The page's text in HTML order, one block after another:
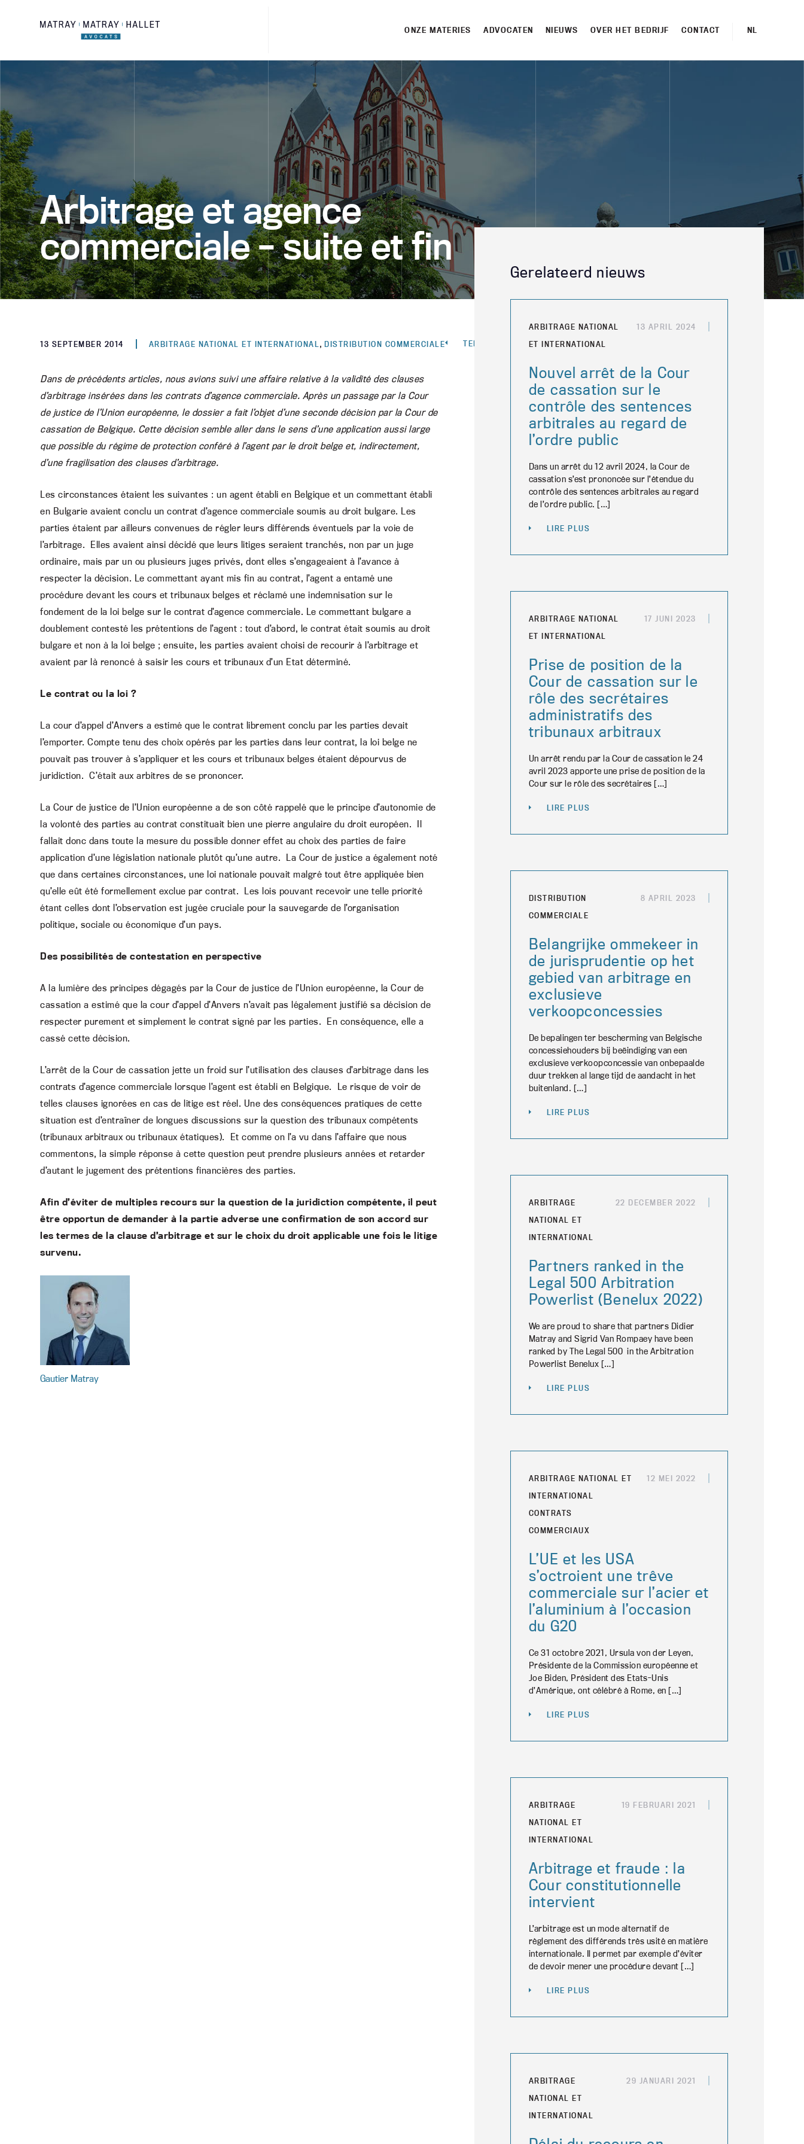
ONZE MATERIES ADVOCATEN NIEUWS OVER HET BEDRIJF CONTACT NL
Arbitrage et agence
commerciale – suite et fin
13 SEPTEMBER 2014 ARBITRAGE NATIONAL ET INTERNATIONAL ,DISTRIBUTION COMMERCIALE TERUG
Dans de précédents articles, nous avions suivi une affaire relative à la validité des clauses
d’arbitrage insérées dans les contrats d’agence commerciale. Après un passage par la Cour
de justice de l’Union européenne, le dossier a fait l’objet d’une seconde décision par la Cour de
cassation de Belgique. Cette décision semble aller dans le sens d’une application aussi large
que possible du régime de protection conféré à l’agent par le droit belge et, indirectement,
d’une fragilisation des clauses d’arbitrage.
Les circonstances étaient les suivantes : un agent établi en Belgique et un commettant établi
en Bulgarie avaient conclu un contrat d’agence commerciale soumis au droit bulgare. Les
parties étaient par ailleurs convenues de régler leurs différends éventuels par la voie de
l’arbitrage. Elles avaient ainsi décidé que leurs litiges seraient tranchés, non par un juge
ordinaire, mais par un ou plusieurs juges privés, dont elles s’engageaient à l’avance à
respecter la décision. Le commettant ayant mis fin au contrat, l’agent a entamé une
procédure devant les cours et tribunaux belges et réclamé une indemnisation sur le
fondement de la loi belge sur le contrat d’agence commerciale. Le commettant bulgare a
doublement contesté les prétentions de l’agent : tout d’abord, le contrat était soumis au droit
bulgare et non à la loi belge ; ensuite, les parties avaient choisi de recourir à l’arbitrage et
avaient par là renoncé à saisir les cours et tribunaux d’un Etat déterminé.
Le contrat ou la loi ?
La cour d’appel d’Anvers a estimé que le contrat librement conclu par les parties devait
l’emporter. Compte tenu des choix opérés par les parties dans leur contrat, la loi belge ne
pouvait pas trouver à s’appliquer et les cours et tribunaux belges étaient dépourvus de
juridiction. C’était aux arbitres de se prononcer.
La Cour de justice de l’Union européenne a de son côté rappelé que le principe d’autonomie de
la volonté des parties au contrat constituait bien une pierre angulaire du droit européen. Il
fallait donc dans toute la mesure du possible donner effet au choix des parties de faire
application d’une législation nationale plutôt qu’une autre. La Cour de justice a également noté
que dans certaines circonstances, une loi nationale pouvait malgré tout être appliquée bien
qu’elle eût été formellement exclue par contrat. Les lois pouvant recevoir une telle priorité
étant celles dont l’observation est jugée cruciale pour la sauvegarde de l’organisation
politique, sociale ou économique d’un pays.
Des possibilités de contestation en perspective
A la lumière des principes dégagés par la Cour de justice de l’Union européenne, la Cour de
cassation a estimé que la cour d’appel d’Anvers n’avait pas légalement justifié sa décision de
respecter purement et simplement le contrat signé par les parties. En conséquence, elle a
cassé cette décision.
L’arrêt de la Cour de cassation jette un froid sur l’utilisation des clauses d’arbitrage dans les
contrats d’agence commerciale lorsque l’agent est établi en Belgique. Le risque de voir de
telles clauses ignorées en cas de litige est réel. Une des conséquences pratiques de cette
situation est d’entraîner de longues discussions sur la question des tribunaux compétents
(tribunaux arbitraux ou tribunaux étatiques). Et comme on l’a vu dans l’affaire que nous
commentons, la simple réponse à cette question peut prendre plusieurs années et retarder
d’autant le jugement des prétentions financières des parties.
Afin d’éviter de multiples recours sur la question de la juridiction compétente, il peut
être opportun de demander à la partie adverse une confirmation de son accord sur
les termes de la clause d’arbitrage et sur le choix du droit applicable une fois le litige
survenu.
Gautier Matray
Gerelateerd nieuws
ARBITRAGE NATIONAL
ET INTERNATIONAL
13 APRIL 2024
Nouvel arrêt de la Cour
de cassation sur le
contrôle des sentences
arbitrales au regard de
l’ordre public
Dans un arrêt du 12 avril 2024, la Cour de
cassation s’est prononcée sur l’étendue du
contrôle des sentences arbitrales au regard
de l’ordre public. […]
LIRE PLUS
ARBITRAGE NATIONAL
ET INTERNATIONAL
17 JUNI 2023
Prise de position de la
Cour de cassation sur le
rôle des secrétaires
administratifs des
tribunaux arbitraux
Un arrêt rendu par la Cour de cassation le 24
avril 2023 apporte une prise de position de la
Cour sur le rôle des secrétaires […]
LIRE PLUS
DISTRIBUTION
COMMERCIALE
8 APRIL 2023
Belangrijke ommekeer in
de jurisprudentie op het
gebied van arbitrage en
exclusieve
verkoopconcessies
De bepalingen ter bescherming van Belgische
concessiehouders bij beëindiging van een
exclusieve verkoopconcessie van onbepaalde
duur trekken al lange tijd de aandacht in het
buitenland. […]
LIRE PLUS
ARBITRAGE
NATIONAL ET
INTERNATIONAL
22 DECEMBER 2022
Partners ranked in the
Legal 500 Arbitration
Powerlist (Benelux 2022)
We are proud to share that partners Didier
Matray and Sigrid Van Rompaey have been
ranked by The Legal 500 in the Arbitration
Powerlist Benelux […]
LIRE PLUS
ARBITRAGE NATIONAL ET
INTERNATIONAL
CONTRATS
COMMERCIAUX
12 MEI 2022
L’UE et les USA
s’octroient une trêve
commerciale sur l’acier et
l’aluminium à l’occasion
du G20
Ce 31 octobre 2021, Ursula von der Leyen,
Présidente de la Commission européenne et
Joe Biden, Président des Etats-Unis
d’Amérique, ont célébré à Rome, en […]
LIRE PLUS
ARBITRAGE
NATIONAL ET
INTERNATIONAL
19 FEBRUARI 2021
Arbitrage et fraude : la
Cour constitutionnelle
intervient
L’arbitrage est un mode alternatif de
règlement des différends très usité en matière
internationale. Il permet par exemple d’éviter
de devoir mener une procédure devant […]
LIRE PLUS
ARBITRAGE
NATIONAL ET
INTERNATIONAL
29 JANUARI 2021